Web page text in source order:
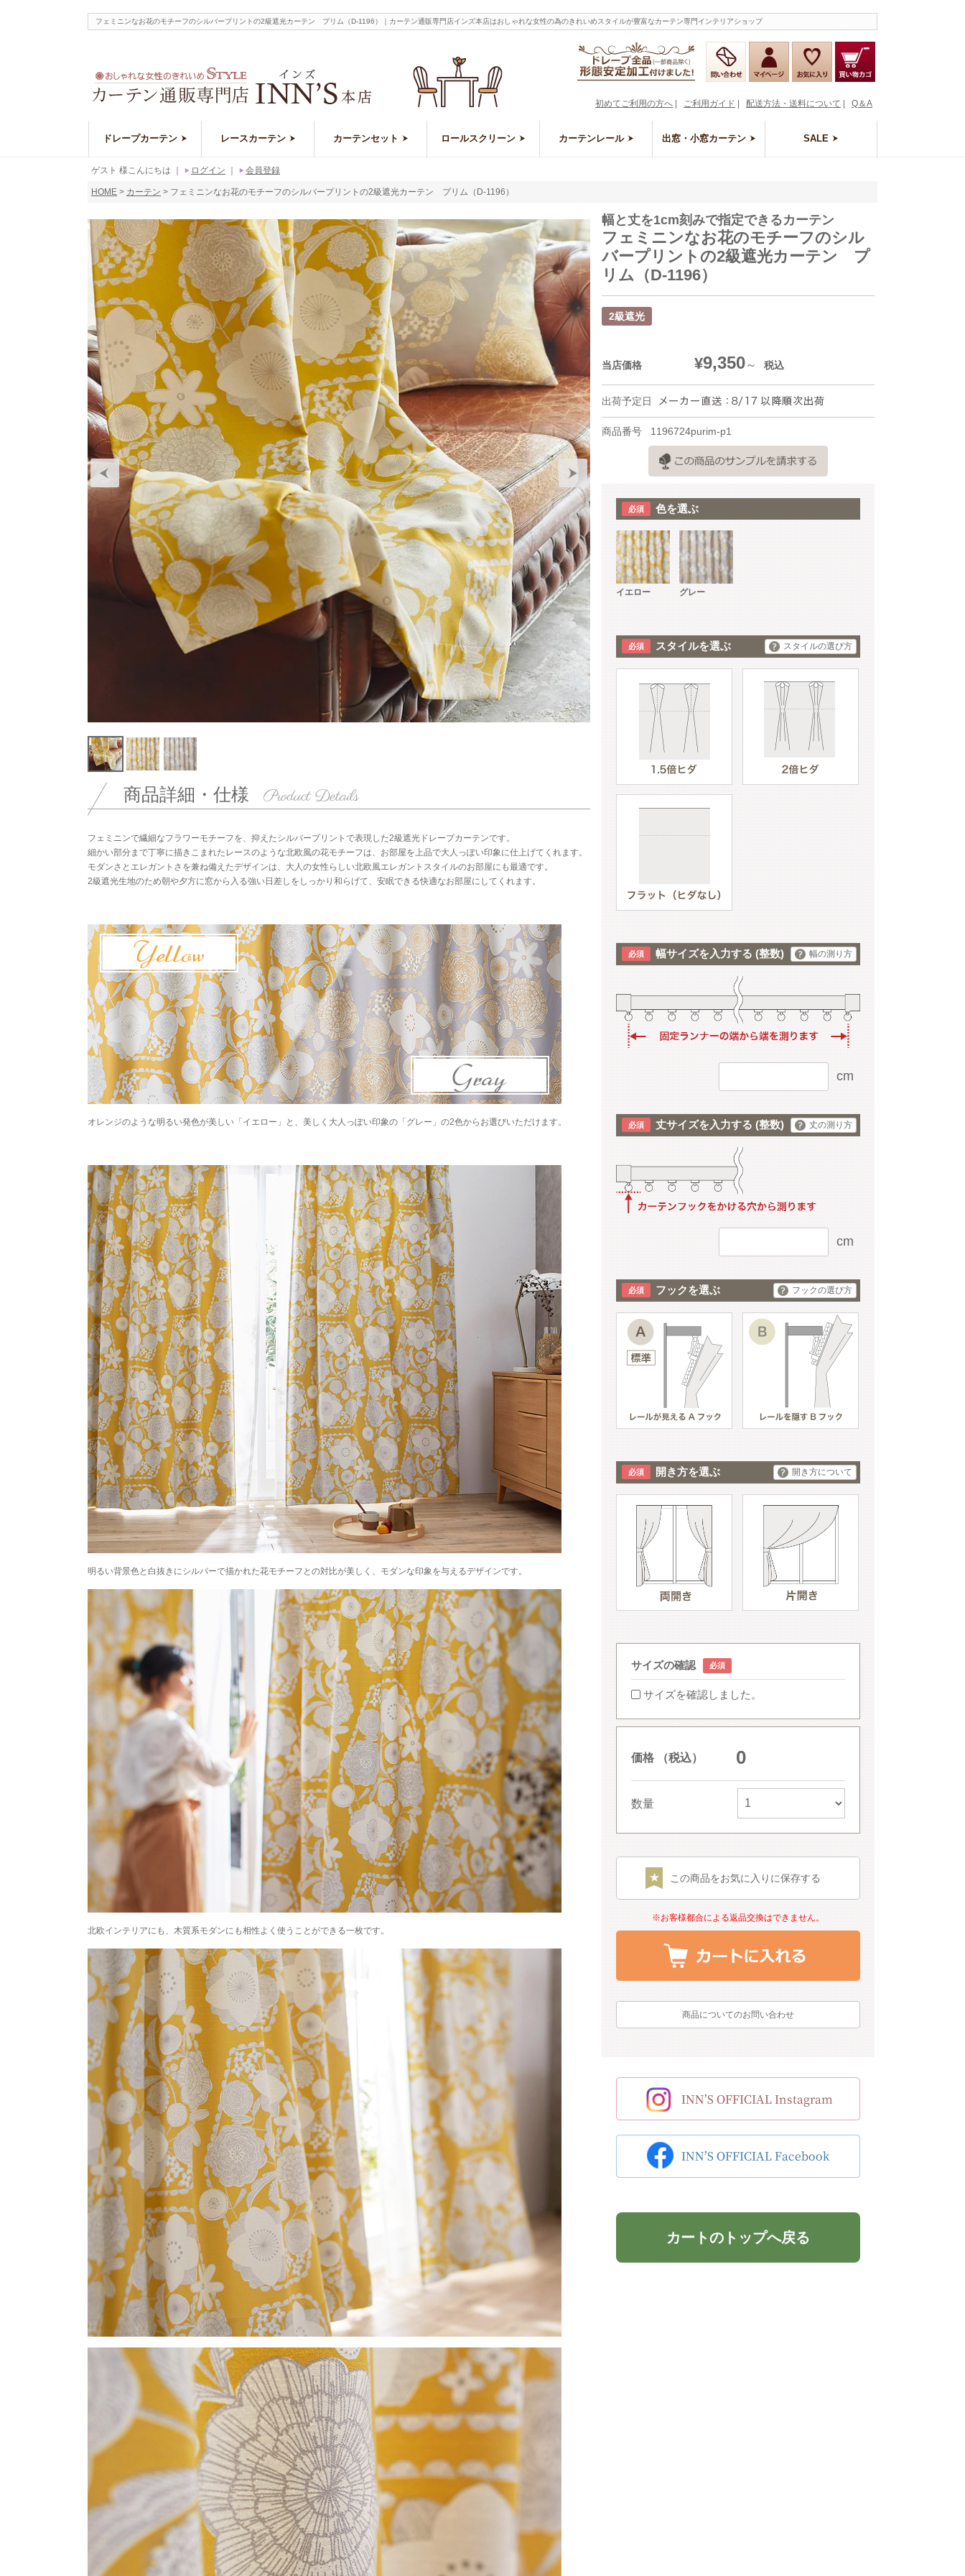
フェミニンなお花のモチーフのシルバープリントの2級遮光カーテン プリム（D-1196）｜カーテン通販専門店インズ本店はおしゃれな女性の為のきれいめスタイルが豊富なカーテン専門インテリアショップ
Q＆A
配送方法・送料について
ご利用ガイド
初めてご利用の方へ
ドレープカーテン レースカーテン カーテンセット ロールスクリーン カーテンレール 出窓・小窓カーテン SALE
ゲスト 様こんにちは ログイン 会員登録
HOME カーテン フェミニンなお花のモチーフのシルバープリントの2級遮光カーテン プリム（D-1196）
商品詳細・仕様
フェミニンで繊細なフラワーモチーフを、抑えたシルバープリントで表現した2級遮光ドレープカーテンです。
細かい部分まで丁寧に描きこまれたレースのような北欧風の花モチーフは、お部屋を上品で大人っぽい印象に仕上げてくれます。
モダンさとエレガントさを兼ね備えたデザインは、大人の女性らしい北欧風エレガントスタイルのお部屋にも最適です。
2級遮光生地のため朝や夕方に窓から入る強い日差しをしっかり和らげて、安眠できる快適なお部屋にしてくれます。
オレンジのような明るい発色が美しい「イエロー」と、美しく大人っぽい印象の「グレー」の2色からお選びいただけます。
明るい背景色と白抜きにシルバーで描かれた花モチーフとの対比が美しく、モダンな印象を与えるデザインです。
北欧インテリアにも、木質系モダンにも相性よく使うことができる一枚です。
幅と丈を1cm刻みで指定できるカーテン
フェミニンなお花のモチーフのシル
バープリントの2級遮光カーテン プ
リム（D-1196）
2級遮光
当店価格 ¥9,350 税込
出荷予定日
商品番号 1196724purim-p1
色を選ぶ
イエロー グレー
スタイルを選ぶ スタイルの選び方
幅サイズを入力する (整数) 幅の測り方
cm
丈サイズを入力する (整数) 丈の測り方
cm
フックを選ぶ フックの選び方
開き方を選ぶ 開き方について
サイズの確認
サイズを確認しました。
価格 （税込） 0
数量
この商品をお気に入りに保存する
※お客様都合による返品交換はできません。
商品についてのお問い合わせ
カートのトップへ戻る